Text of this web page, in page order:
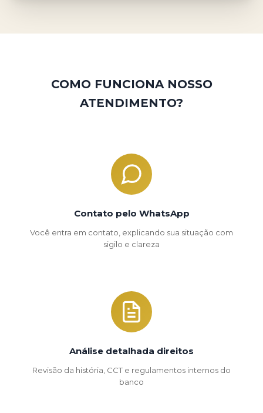
COMO FUNCIONA NOSSO
ATENDIMENTO?
Contato pelo WhatsApp
Você entra em contato, explicando sua situação com
sigilo e clareza
Análise detalhada direitos
Revisão da história, CCT e regulamentos internos do
banco